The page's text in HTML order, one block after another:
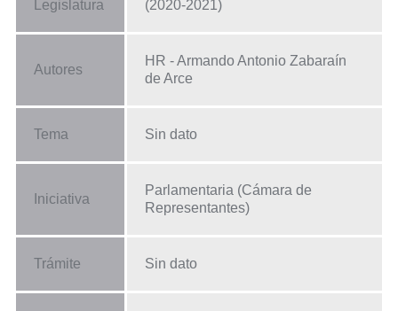
Legislatura (2020-2021)
Autores
HR - Armando Antonio Zabaraín
de Arce
Tema Sin dato
Iniciativa
Parlamentaria (Cámara de
Representantes)
Trámite Sin dato